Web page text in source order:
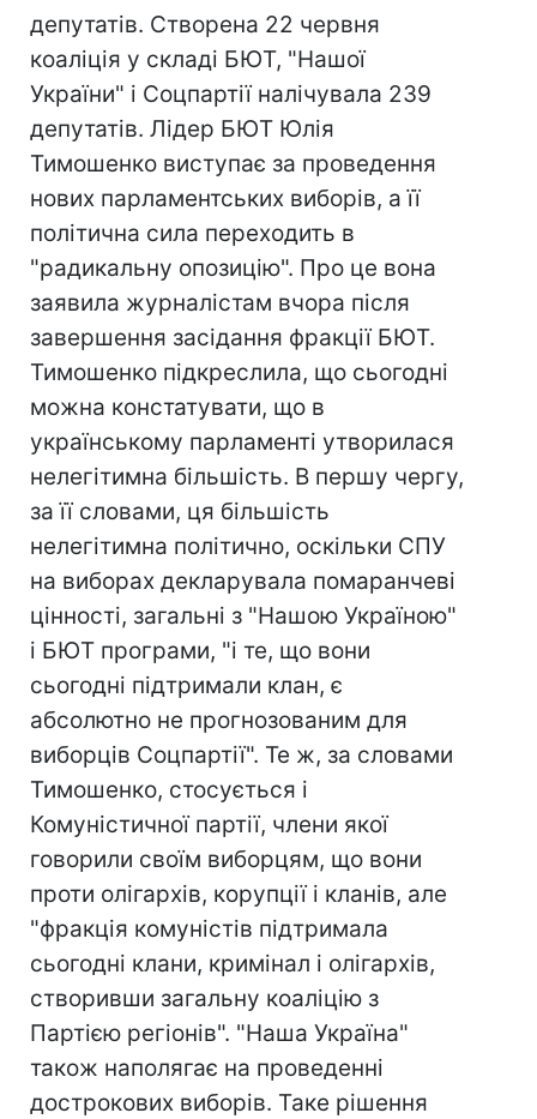
депутатів. Створена 22 червня
коаліція у складі БЮТ, "Нашої
України" і Соцпартії налічувала 239
депутатів. Лідер БЮТ Юлія
Тимошенко виступає за проведення
нових парламентських виборів, а її
політична сила переходить в
"радикальну опозицію". Про це вона
заявила журналістам вчора після
завершення засідання фракції БЮТ.
Тимошенко підкреслила, що сьогодні
можна констатувати, що в
українському парламенті утворилася
нелегітимна більшість. В першу чергу,
за її словами, ця більшість
нелегітимна політично, оскільки СПУ
на виборах декларувала помаранчеві
цінності, загальні з "Нашою Україною"
і БЮТ програми, "і те, що вони
сьогодні підтримали клан, є
абсолютно не прогнозованим для
виборців Соцпартії". Те ж, за словами
Тимошенко, стосується і
Комуністичної партії, члени якої
говорили своїм виборцям, що вони
проти олігархів, корупції і кланів, але
"фракція комуністів підтримала
сьогодні клани, кримінал і олігархів,
створивши загальну коаліцію з
Партією регіонів". "Наша Україна"
також наполягає на проведенні
дострокових виборів. Таке рішення